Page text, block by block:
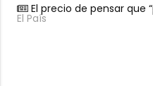
El precio de pensar que
El País